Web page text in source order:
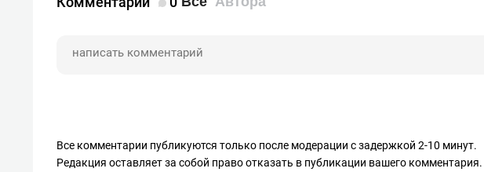
Все комментарии публикуются только после модерации с задержкой 2-10 минут.
Редакция оставляет за собой право отказать в публикации вашего комментария.